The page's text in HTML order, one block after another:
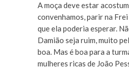
A moça deve estar
convenhamos, parir na
que ela poderia esperar.
Damião seja ruim, muito
boa. Mas é boa para a
mulheres ricas de João